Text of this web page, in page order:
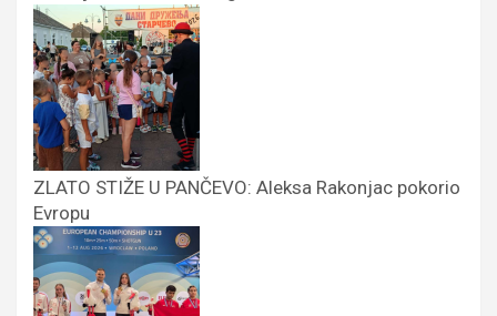
ZLATO STIŽE U PANČEVO: Aleksa Rakonjac pokorio
Evropu